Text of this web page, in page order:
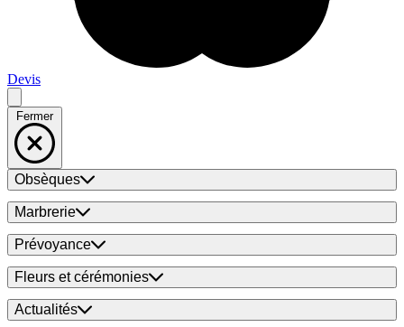
Devis
Fermer
Obsèques
Marbrerie
Prévoyance
Fleurs et cérémonies
Actualités